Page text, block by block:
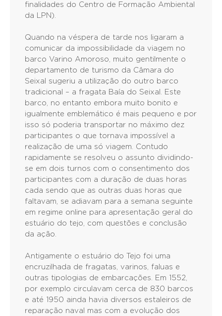
finalidades do Centro de Formação Ambiental
da LPN).
Quando na véspera de tarde nos ligaram a
comunicar da impossibilidade da viagem no
barco Varino Amoroso, muito gentilmente o
departamento de turismo da Câmara do
Seixal sugeriu a utilização do outro barco
tradicional – a fragata Baía do Seixal. Este
barco, no entanto embora muito bonito e
igualmente emblemático é mais pequeno e por
isso só poderia transportar no máximo dez
participantes o que tornava impossível a
realização de uma só viagem. Contudo
rapidamente se resolveu o assunto dividindo-
se em dois turnos com o consentimento dos
participantes com a duração de duas horas
cada sendo que as outras duas horas que
faltavam, se adiavam para a semana seguinte
em regime online para apresentação geral do
estuário do tejo, com questões e conclusão
da ação.
Antigamente o estuário do Tejo foi uma
encruzilhada de fragatas, varinos, faluas e
outras tipologias de embarcações. Em 1552,
por exemplo circulavam cerca de 830 barcos
e até 1950 ainda havia diversos estaleiros de
reparação naval mas com a evolução dos